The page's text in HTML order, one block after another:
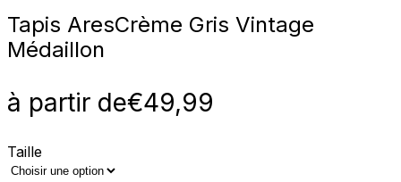
Tapis AresCrème Gris Vintage
Médaillon
à partir de€49,99
Taille